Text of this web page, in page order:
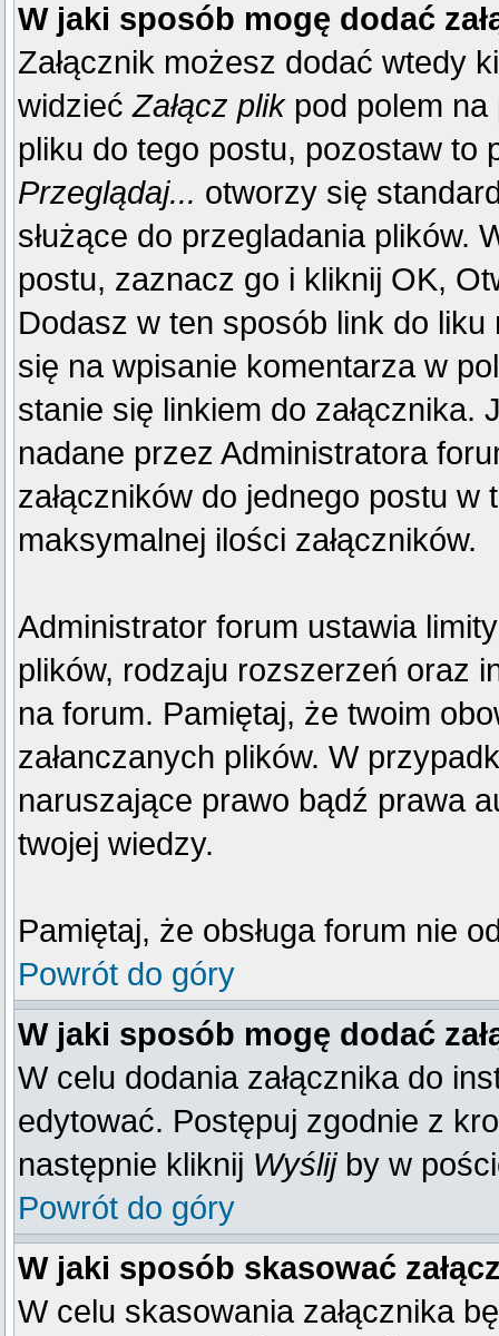
W jaki sposób mogę dodać
Załącznik możesz dodać wtedy
widziećZałącz plikpod polem na
pliku do tego postu, pozostaw to
Przeglądaj... otworzy się
służące do przegladania plików.
postu, zaznacz go i kliknij OK,
Dodasz w ten sposób link do
się na wpisanie komentarza w
stanie się linkiem do
nadane przez Administratora
załączników do jednego postu
maksymalnej ilości załączników.
Administrator forum ustawia
plików, rodzaju rozszerzeń oraz
na forum. Pamiętaj, że twoim
załanczanych plików. W
naruszające prawo bądź prawa
twojej wiedzy.
Pamiętaj, że obsługa forum nie
Powrót do góry
W jaki sposób mogę dodać
W celu dodania załącznika do
edytować. Postępuj zgodnie z
następnie kliknij Wyślijby w
Powrót do góry
W jaki sposób skasować
W celu skasowania załącznika